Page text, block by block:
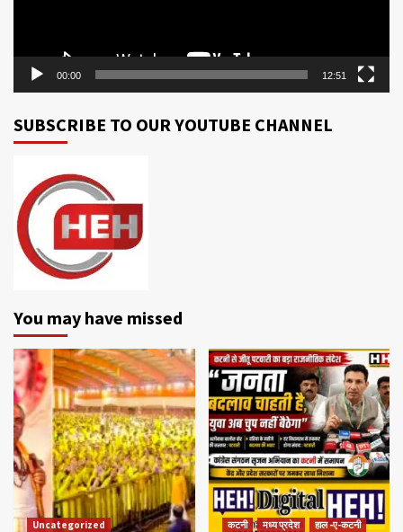
00:00 12:51
SUBSCRIBE TO OUR YOUTUBE CHANNEL
You may have missed
Uncategorized कटनी मध्य प्रदेश हाल -ए-कटनी